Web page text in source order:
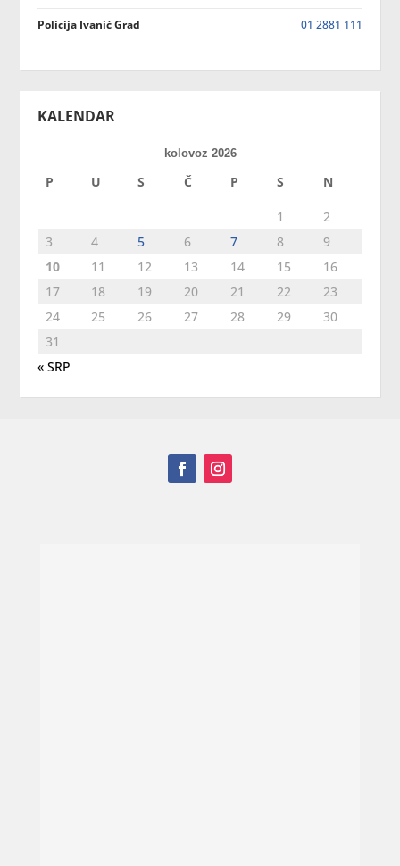
Policija Ivanić Grad 01 2881 111
KALENDAR
kolovoz 2026
P U S Č P S N
1
2
3
4 5 6 7 8
9
10
11 12 13 14 15
16
17
18 19 20 21 22
23
24
25 26 27 28 29
30
31
« SRP